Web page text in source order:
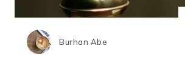
Burhan Abe